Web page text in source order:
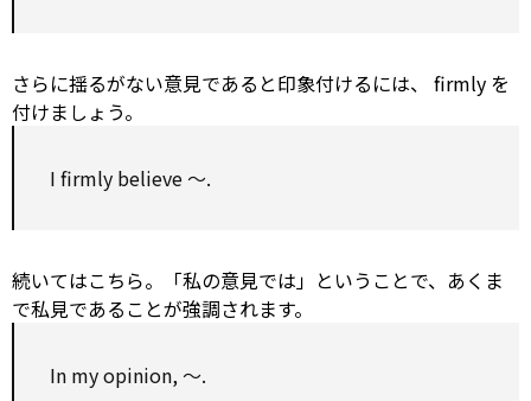
さらに揺るがない意見であると印象付けるには、 firmly を
付けましょう。
I firmly believe ～.
続いてはこちら。「私の意見では」ということで、あくま
で私見であることが強調されます。
In my opinion, ～.